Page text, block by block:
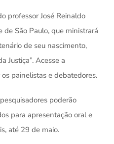
professor José Reinaldo
de São Paulo, que ministrará
de seu nascimento,
Justiça”. Acesse a
painelistas e debatedores.
poderão
para apresentação oral e
até 29 de maio.